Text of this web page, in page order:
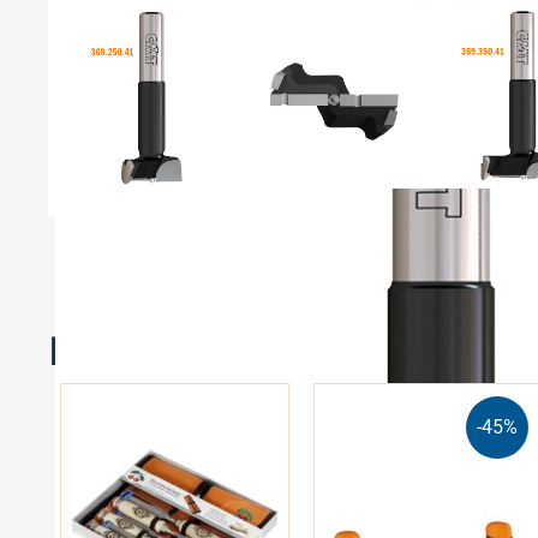
Relaterte produkter
-45%